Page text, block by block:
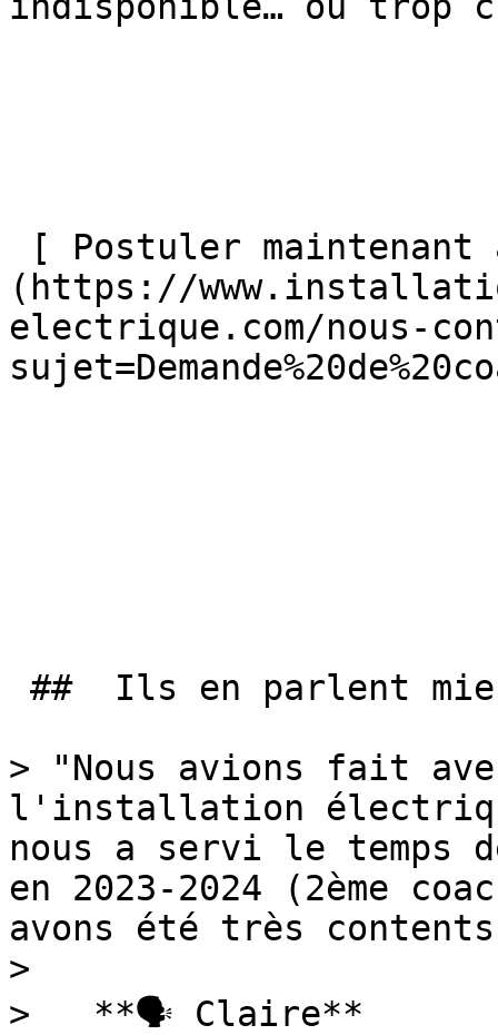
(https://
electrique.com/nous-
> "Nous avions fait
l'installation
nous a servi le temps
en 2023-2024 (2ème
avons été très contents
>
>   **🗣 Claire**